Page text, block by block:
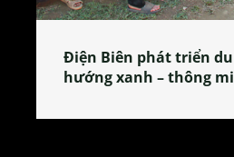
Làng làm
tỏa đặc sản